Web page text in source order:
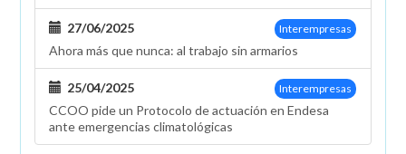
Interempresas
27/06/2025
Ahora más que nunca: al trabajo sin armarios
Interempresas
25/04/2025
CCOO pide un Protocolo de actuación en Endesa
ante emergencias climatológicas